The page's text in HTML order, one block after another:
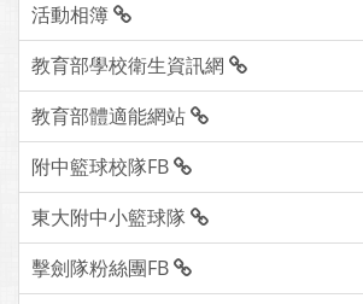
活動相簿
教育部學校衛生資訊網
教育部體適能網站
附中籃球校隊FB
東大附中小籃球隊
擊劍隊粉絲團FB